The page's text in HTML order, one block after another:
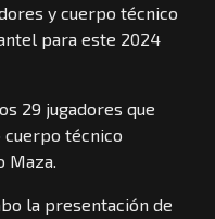
y cuerpo técnico
para este 2024
29 jugadores que
cuerpo técnico
Maza.
la presentación de